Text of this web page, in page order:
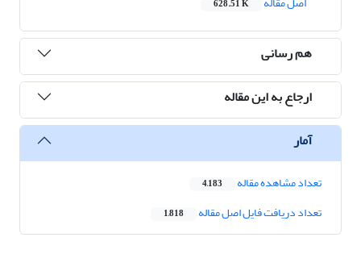
628.51 K
هم رسانی
ارجاع به این مقاله
آمار
تعداد مشاهده مقاله 4,183
تعداد دریافت فایل اصل مقاله 1,818